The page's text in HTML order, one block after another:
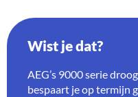
Wist je dat?
AEG’s 9000 serie
bespaart je op termijn